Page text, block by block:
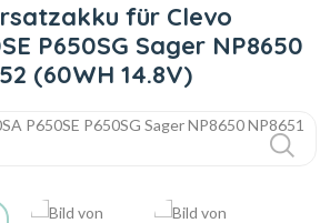
für Clevo
P650SG Sager NP8650
(60WH 14.8V)